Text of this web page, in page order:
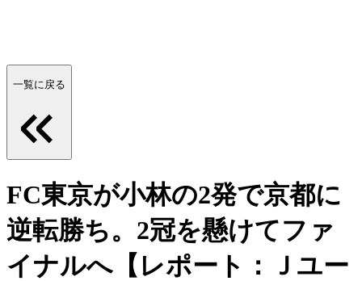
一覧に戻る
FC東京が小林の2発で京都に
逆転勝ち。2冠を懸けてファ
イナルへ【レポート：Ｊユー